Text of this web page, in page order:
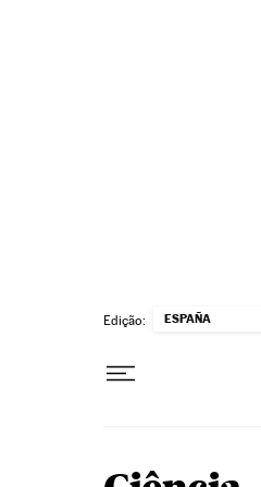
Edição: ESPAÑA